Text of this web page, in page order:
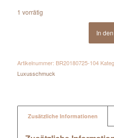
1 vorrätig
In
Artikelnummer: BR20180725-104
Luxusschmuck
Zusätzliche Informationen